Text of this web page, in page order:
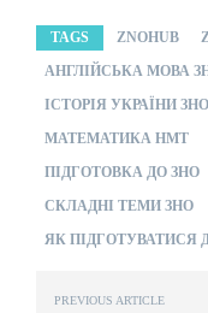
TAGS ZNOHUB
АНГЛІЙСЬКА МОВА
ІСТОРІЯ УКРАЇНИ ЗНО
МАТЕМАТИКА НМТ
ПІДГОТОВКА ДО ЗНО
СКЛАДНІ ТЕМИ ЗНО
ЯК ПІДГОТУВАТИСЯ
PREVIOUS ARTICLE